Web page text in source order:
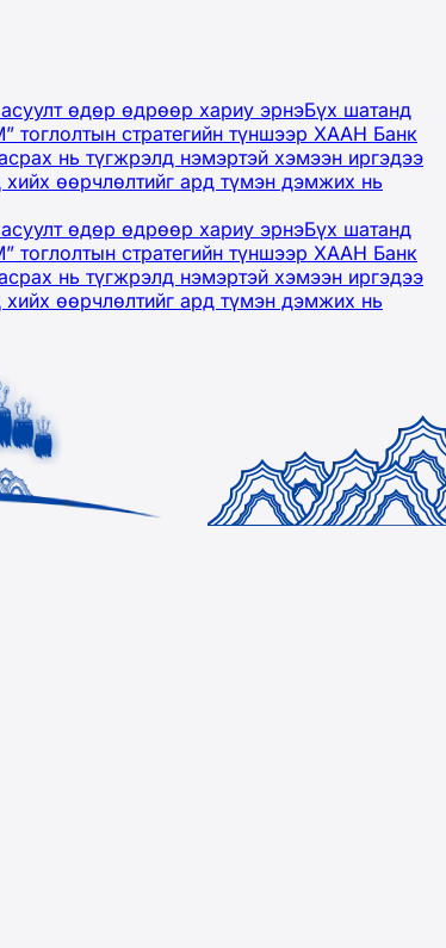
өдөр өдрөөр хариу эрнэБүх шатанд
тоглолтын стратегийн түншээр ХААН Банк
нь түгжрэлд нэмэртэй хэмээн иргэдээ
өөрчлөлтийг ард түмэн дэмжих нь
өдөр өдрөөр хариу эрнэБүх шатанд
тоглолтын стратегийн түншээр ХААН Банк
нь түгжрэлд нэмэртэй хэмээн иргэдээ
өөрчлөлтийг ард түмэн дэмжих нь